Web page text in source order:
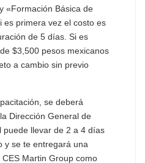
«Formación Básica de
es primera vez el costo es
de 5 días. Si es
$3,500 pesos mexicanos
a cambio sin previo
se deberá
Dirección General de
puede llevar de 2 a 4 días
y se te entregará una
Martin Group como